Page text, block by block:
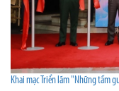
Khai mạc Triển lãm "Những tấm